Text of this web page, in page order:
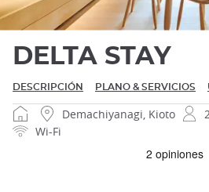
DELTA STAY
DESCRIPCIÓN PLANO & SERVICIOS
Demachiyanagi, Kioto
Wi-Fi